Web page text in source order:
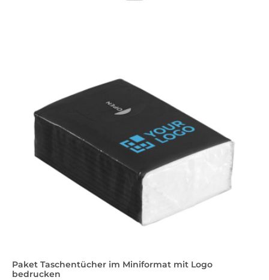
Paket Taschentücher im Miniformat mit Logo
bedrucken